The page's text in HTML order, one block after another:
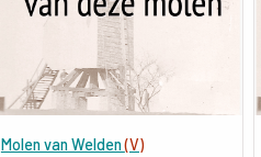
Molen van Welden(V)